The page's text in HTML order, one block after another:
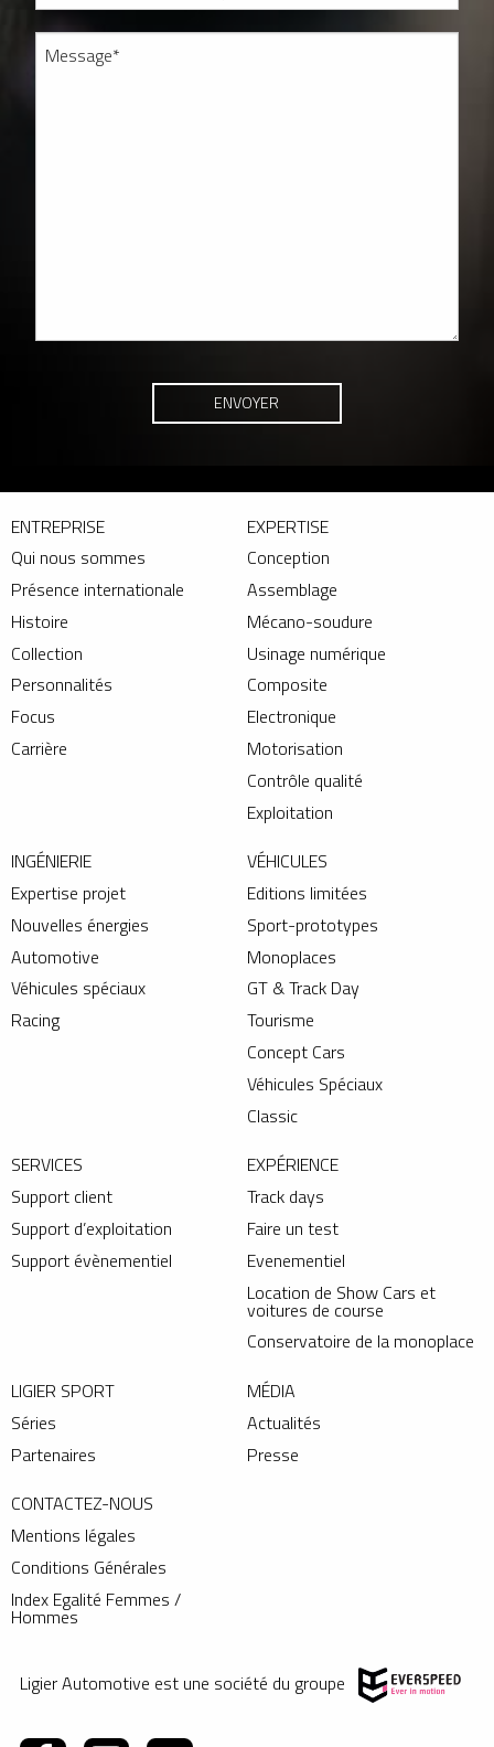
ENTREPRISE
Qui nous sommes
Présence internationale
Histoire
Collection
Personnalités
Focus
Carrière
EXPERTISE
Conception
Assemblage
Mécano-soudure
Usinage numérique
Composite
Electronique
Motorisation
Contrôle qualité
Exploitation
INGÉNIERIE
Expertise projet
Nouvelles énergies
Automotive
Véhicules spéciaux
Racing
VÉHICULES
Editions limitées
Sport-prototypes
Monoplaces
GT & Track Day
Tourisme
Concept Cars
Véhicules Spéciaux
Classic
SERVICES
Support client
Support d’exploitation
Support évènementiel
EXPÉRIENCE
Track days
Faire un test
Evenementiel
Location de Show Cars et
voitures de course
Conservatoire de la monoplace
LIGIER SPORT
Séries
Partenaires
MÉDIA
Actualités
Presse
CONTACTEZ-NOUS
Mentions légales
Conditions Générales
Index Egalité Femmes /
Hommes
Ligier Automotive est une société du groupe